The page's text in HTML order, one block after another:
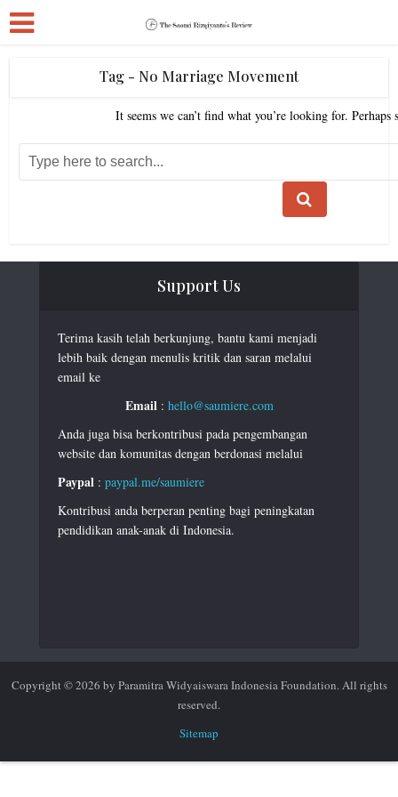
Tag - No Marriage Movement
It seems we can’t find what you’re looking for. Perhaps
Support Us
Terima kasih telah berkunjung, bantu kami menjadi
lebih baik dengan menulis kritik dan saran melalui
email ke
Email: hello@saumiere.com
Anda juga bisa berkontribusi pada pengembangan
website dan komunitas dengan berdonasi melalui
Paypal : paypal.me/saumiere
Kontribusi anda berperan penting bagi peningkatan
pendidikan anak-anak di Indonesia.
Copyright © 2026 by Paramitra Widyaiswara Indonesia Foundation. All rights
reserved.
Sitemap